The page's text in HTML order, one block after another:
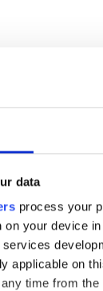
data
process your
your device
applicable on
time from
alla som